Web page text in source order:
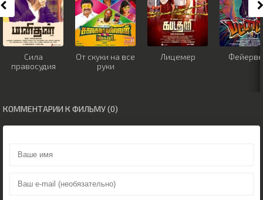
Сила
правосудия
От скуки на все
руки
Лицемер
КОММЕНТАРИИ К ФИЛЬМУ (0)